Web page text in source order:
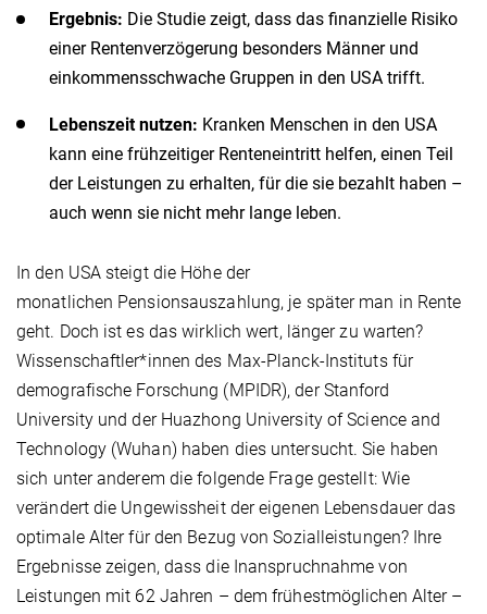
Ergebnis: Die Studie zeigt, dass das finanzielle Risiko
einer Rentenverzögerung besonders Männer und
einkommensschwache Gruppen in den USA trifft.
Lebenszeit nutzen: Kranken Menschen in den USA
kann eine frühzeitiger Renteneintritt helfen, einen Teil
der Leistungen zu erhalten, für die sie bezahlt haben –
auch wenn sie nicht mehr lange leben.
In den USA steigt die Höhe der
monatlichen Pensionsauszahlung, je später man in Rente
geht. Doch ist es das wirklich wert, länger zu warten?
Wissenschaftler*innen des Max-Planck-Instituts für
demografische Forschung (MPIDR), der Stanford
University und der Huazhong University of Science and
Technology (Wuhan) haben dies untersucht. Sie haben
sich unter anderem die folgende Frage gestellt: Wie
verändert die Ungewissheit der eigenen Lebensdauer das
optimale Alter für den Bezug von Sozialleistungen? Ihre
Ergebnisse zeigen, dass die Inanspruchnahme von
Leistungen mit 62 Jahren – dem frühestmöglichen Alter –